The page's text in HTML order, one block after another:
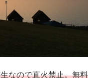
なので直火禁止。無料